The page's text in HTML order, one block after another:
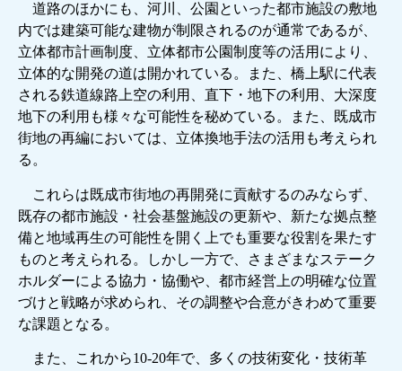
道路のほかにも、河川、公園といった都市施設の敷地
内では建築可能な建物が制限されるのが通常であるが、
立体都市計画制度、立体都市公園制度等の活用により、
立体的な開発の道は開かれている。また、橋上駅に代表
される鉄道線路上空の利用、直下・地下の利用、大深度
地下の利用も様々な可能性を秘めている。また、既成市
街地の再編においては、立体換地手法の活用も考えられ
る。
これらは既成市街地の再開発に貢献するのみならず、
既存の都市施設・社会基盤施設の更新や、新たな拠点整
備と地域再生の可能性を開く上でも重要な役割を果たす
ものと考えられる。しかし一方で、さまざまなステーク
ホルダーによる協力・協働や、都市経営上の明確な位置
づけと戦略が求められ、その調整や合意がきわめて重要
な課題となる。
また、これから10-20年で、多くの技術変化・技術革